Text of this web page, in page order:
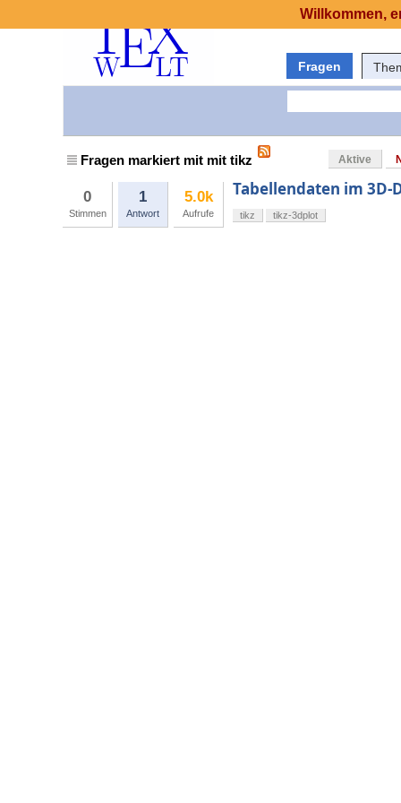
Fragen
Fragen markiert mit mit tikz Aktive
0
Stimmen
1
Antwort
5.0k
Aufrufe
Tabellendaten im 3D-
tikz tikz-3dplot
Willkommen,